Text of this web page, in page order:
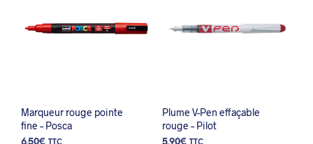
Marqueur rouge pointe
fine – Posca
Plume V-Pen effaçable
rouge – Pilot